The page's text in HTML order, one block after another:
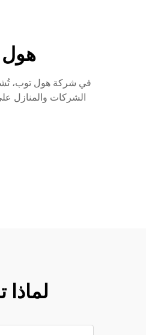
هول
الشركات والمنازل